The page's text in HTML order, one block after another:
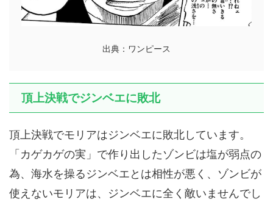
出典：ワンピース
頂上決戦でジンベエに敗北
頂上決戦でモリアはジンベエに敗北しています。
「カゲカゲの実」で作り出したゾンビは塩が弱点の
為、海水を操るジンベエとは相性が悪く、ゾンビが
使えないモリアは、ジンベエに全く敵いませんでし